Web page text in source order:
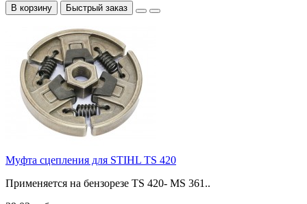
В корзину Быстрый заказ
Муфта сцепления для STIHL TS 420
Применяется на бензорезе TS 420- MS 361..